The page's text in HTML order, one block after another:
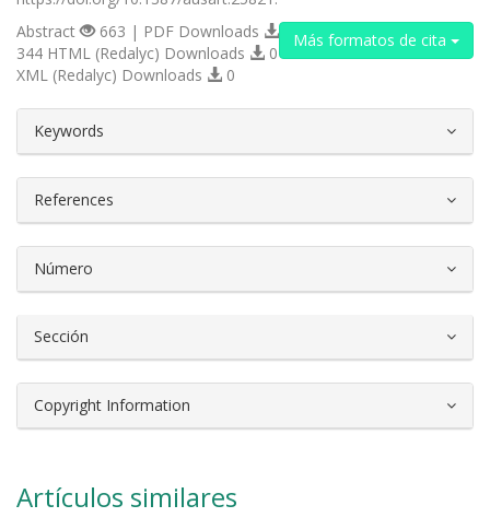
Más formatos de cita
Abstract
663 | PDF Downloads
344 HTML (Redalyc) Downloads
0
XML (Redalyc) Downloads
0
Keywords
References
Número
Sección
Copyright Information
Artículos similares